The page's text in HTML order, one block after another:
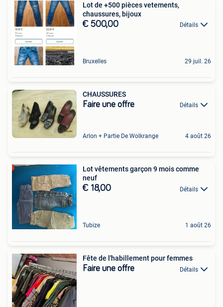
Lot de +500 pièces vetements,
chaussures, bijoux
€ 500,00 Détails
Bruxelles 29 juil. 26
CHAUSSURES
Faire une offre Détails
Arlon + Partie De Wolkrange 4 août 26
Lot vêtements garçon 9 mois comme
neuf
€ 18,00 Détails
Tubize 1 août 26
Fête de l'habillement pour femmes
Faire une offre Détails